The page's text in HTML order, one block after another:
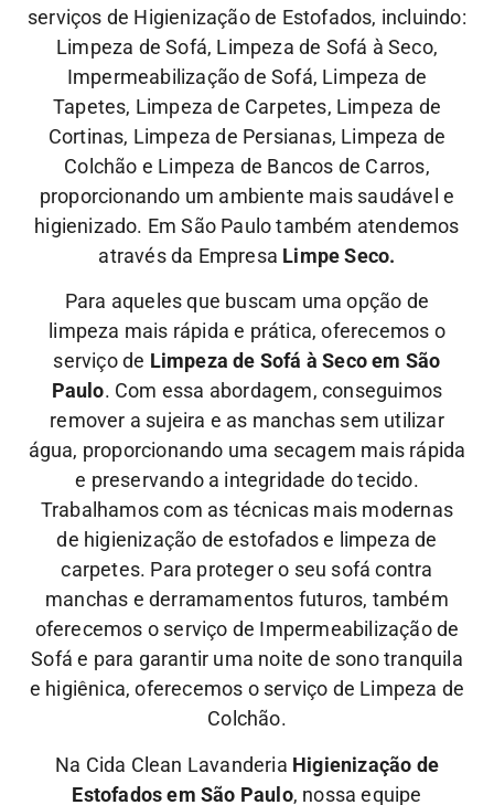
serviços de Higienização de Estofados, incluindo:
Limpeza de Sofá, Limpeza de Sofá à Seco,
Impermeabilização de Sofá, Limpeza de
Tapetes, Limpeza de Carpetes, Limpeza de
Cortinas, Limpeza de Persianas, Limpeza de
Colchão e Limpeza de Bancos de Carros,
proporcionando um ambiente mais saudável e
higienizado. Em São Paulo também atendemos
através da Empresa Limpe Seco.
Para aqueles que buscam uma opção de
limpeza mais rápida e prática, oferecemos o
serviço de Limpeza de Sofá à Seco em São
Paulo. Com essa abordagem, conseguimos
remover a sujeira e as manchas sem utilizar
água, proporcionando uma secagem mais rápida
e preservando a integridade do tecido.
Trabalhamos com as técnicas mais modernas
de higienização de estofados e limpeza de
carpetes. Para proteger o seu sofá contra
manchas e derramamentos futuros, também
oferecemos o serviço de Impermeabilização de
Sofá e para garantir uma noite de sono tranquila
e higiênica, oferecemos o serviço de Limpeza de
Colchão.
Na Cida Clean Lavanderia Higienização de
Estofados em São Paulo, nossa equipe